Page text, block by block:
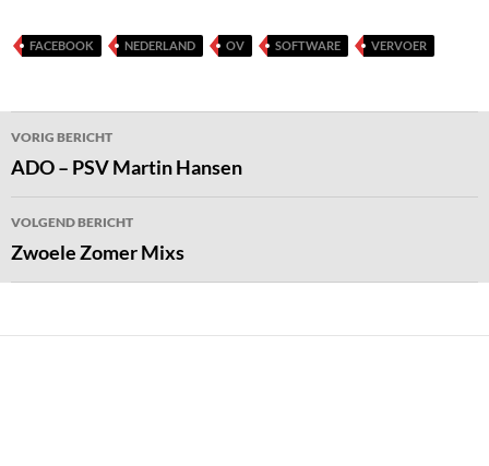
FACEBOOK NEDERLAND OV SOFTWARE VERVOER
Bericht
navigatie
VORIG BERICHT
ADO – PSV Martin Hansen
VOLGEND BERICHT
Zwoele Zomer Mixs